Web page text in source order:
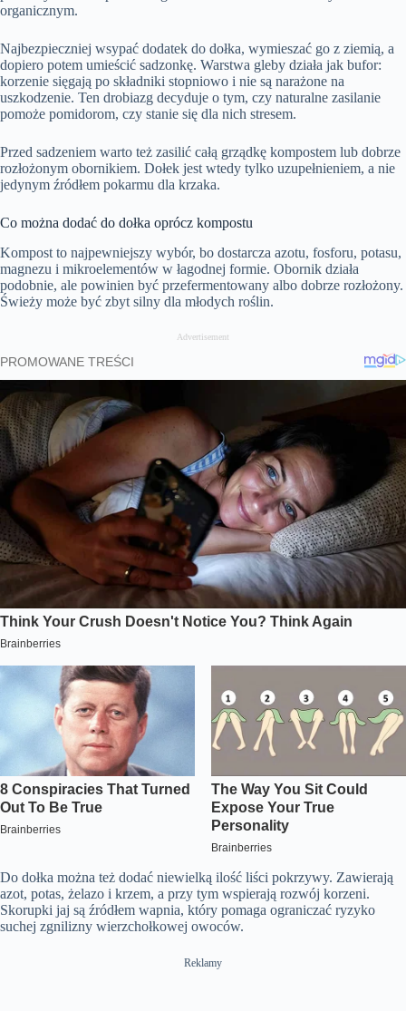
organicznym.
Najbezpieczniej wsypać dodatek do dołka, wymieszać go z ziemią, a
dopiero potem umieścić sadzonkę. Warstwa gleby działa jak bufor:
korzenie sięgają po składniki stopniowo i nie są narażone na
uszkodzenie. Ten drobiazg decyduje o tym, czy naturalne zasilanie
pomoże pomidorom, czy stanie się dla nich stresem.
Przed sadzeniem warto też zasilić całą grządkę kompostem lub dobrze
rozłożonym obornikiem. Dołek jest wtedy tylko uzupełnieniem, a nie
jedynym źródłem pokarmu dla krzaka.
Co można dodać do dołka oprócz kompostu
Kompost to najpewniejszy wybór, bo dostarcza azotu, fosforu, potasu,
magnezu i mikroelementów w łagodnej formie. Obornik działa
podobnie, ale powinien być przefermentowany albo dobrze rozłożony.
Świeży może być zbyt silny dla młodych roślin.
Advertisement
Do dołka można też dodać niewielką ilość liści pokrzywy. Zawierają
azot, potas, żelazo i krzem, a przy tym wspierają rozwój korzeni.
Skorupki jaj są źródłem wapnia, który pomaga ograniczać ryzyko
suchej zgnilizny wierzchołkowej owoców.
Reklamy